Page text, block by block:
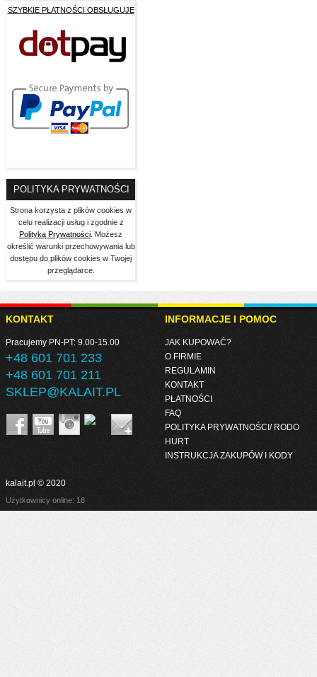
SZYBKIE PŁATNOŚCI OBSŁUGUJE
POLITYKA PRYWATNOŚCI
Strona korzysta z plików cookies w
celu realizacji usług i zgodnie z
Polityką Prywatności . Możesz
określić warunki przechowywania lub
dostępu do plików cookies w Twojej
przeglądarce.
KONTAKT
Pracujemy PN-PT: 9.00-15.00
+48 601 701 233
+48 601 701 211
SKLEP@KALAIT.PL
INFORMACJE I POMOC
JAK KUPOWAĆ?
O FIRMIE
REGULAMIN
KONTAKT
PŁATNOŚCI
FAQ
POLITYKA PRYWATNOŚCI/ RODO
HURT
INSTRUKCJA ZAKUPÓW I KODY
kalait.pl © 2020
Użytkownicy online: 18